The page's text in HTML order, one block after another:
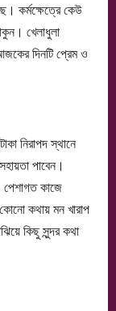
কর্মক্ষেত্রে কেউ
খেলাধুলা
দিনটি প্রেম ও
নিরাপদ স্থানে
পাবেন।
পেশাগত কাজে
কথায় মন খারাপ
কিছু সুন্দর কথা